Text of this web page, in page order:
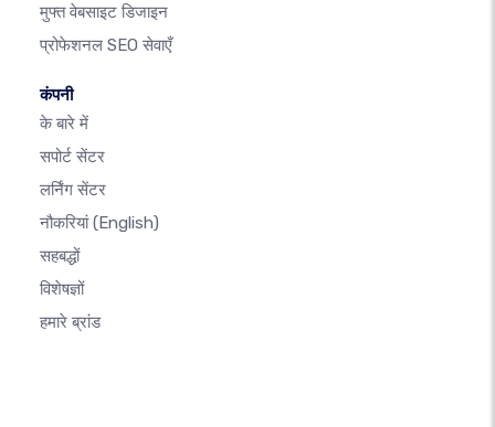
मुफ्त वेबसाइट डिजाइन
प्रोफेशनल SEO सेवाएँ
कंपनी
के बारे में
सपोर्ट सेंटर
लर्निंग सेंटर
नौकरियां(English)
सहबद्धों
विशेषज्ञों
हमारे ब्रांड